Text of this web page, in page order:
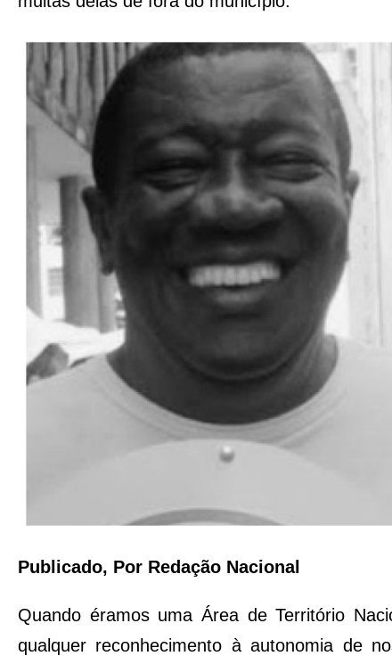
Publicado, Por Redação Nacional
Quando éramos uma Área de Território
qualquer reconhecimento à autonomia de